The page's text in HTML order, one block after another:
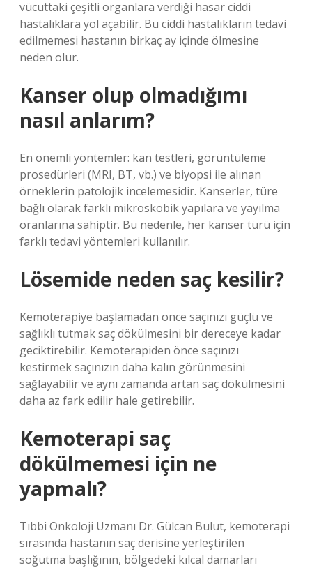
vücuttaki çeşitli organlara verdiği hasar ciddi
hastalıklara yol açabilir. Bu ciddi hastalıkların tedavi
edilmemesi hastanın birkaç ay içinde ölmesine
neden olur.
Kanser olup olmadığımı
nasıl anlarım?
En önemli yöntemler: kan testleri, görüntüleme
prosedürleri (MRI, BT, vb.) ve biyopsi ile alınan
örneklerin patolojik incelemesidir. Kanserler, türe
bağlı olarak farklı mikroskobik yapılara ve yayılma
oranlarına sahiptir. Bu nedenle, her kanser türü için
farklı tedavi yöntemleri kullanılır.
Lösemide neden saç kesilir?
Kemoterapiye başlamadan önce saçınızı güçlü ve
sağlıklı tutmak saç dökülmesini bir dereceye kadar
geciktirebilir. Kemoterapiden önce saçınızı
kestirmek saçınızın daha kalın görünmesini
sağlayabilir ve aynı zamanda artan saç dökülmesini
daha az fark edilir hale getirebilir.
Kemoterapi saç
dökülmemesi için ne
yapmalı?
Tıbbi Onkoloji Uzmanı Dr. Gülcan Bulut, kemoterapi
sırasında hastanın saç derisine yerleştirilen
soğutma başlığının, bölgedeki kılcal damarları